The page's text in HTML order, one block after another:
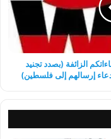
الزائفة (بصدد تجنيد
إرسالهم إلى فلسطين)